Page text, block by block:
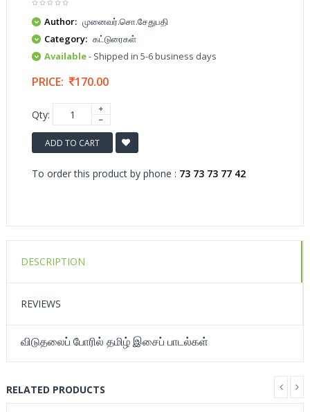
Author: முனைவர்.சொ.சேதுபதி
Category: கட்டுரைகள்
Available- Shipped in 5-6 business days
PRICE: 170.00
Qty:
ADD TO CART
To order this product by phone : 73 73 73 77 42
DESCRIPTION
REVIEWS
விடுதலைப் போரில் தமிழ் இசைப் பாடல்கள்
RELATED PRODUCTS